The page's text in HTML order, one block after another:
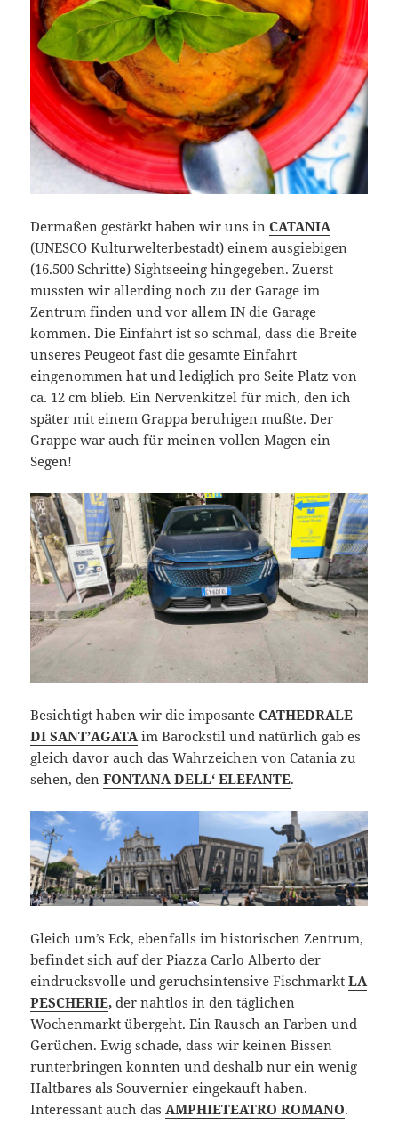
Dermaßen gestärkt haben wir uns inCATANIA
(UNESCO Kulturwelterbestadt) einem ausgiebigen
(16.500 Schritte) Sightseeing hingegeben. Zuerst
mussten wir allerding noch zu der Garage im
Zentrum finden und vor allem IN die Garage
kommen. Die Einfahrt ist so schmal, dass die Breite
unseres Peugeot fast die gesamte Einfahrt
eingenommen hat und lediglich pro Seite Platz von
ca. 12 cm blieb. Ein Nervenkitzel für mich, den ich
später mit einem Grappa beruhigen mußte. Der
Grappe war auch für meinen vollen Magen ein
Segen!
Besichtigt haben wir die imposanteCATHEDRALE
DI SANT’AGATAim Barockstil und natürlich gab es
gleich davor auch das Wahrzeichen von Catania zu
sehen, denFONTANA DELL‘ ELEFANTE.
Gleich um’s Eck, ebenfalls im historischen Zentrum,
befindet sich auf der Piazza Carlo Alberto der
eindrucksvolle und geruchsintensive FischmarktLA
PESCHERIE, der nahtlos in den täglichen
Wochenmarkt übergeht. Ein Rausch an Farben und
Gerüchen. Ewig schade, dass wir keinen Bissen
runterbringen konnten und deshalb nur ein wenig
Haltbares als Souvernier eingekauft haben.
Interessant auch dasAMPHIETEATRO ROMANO.